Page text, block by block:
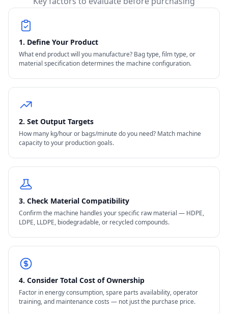
1. Define Your Product
What end product will you manufacture? Bag type, film type, or
material specification determines the machine configuration.
2. Set Output Targets
How many kg/hour or bags/minute do you need? Match machine
capacity to your production goals.
3. Check Material Compatibility
Confirm the machine handles your specific raw material — HDPE,
LDPE, LLDPE, biodegradable, or recycled compounds.
4. Consider Total Cost of Ownership
Factor in energy consumption, spare parts availability, operator
training, and maintenance costs — not just the purchase price.